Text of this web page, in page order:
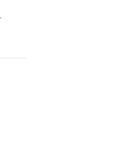
,